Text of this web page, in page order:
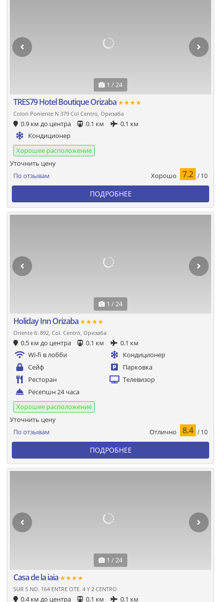
1 / 24
TRES79 Hotel Boutique Orizaba ★★★★
Colon Poniente N 379 Col Centro, Оризаба
0.9 км до центра 0.1 км
0.1 км
Кондиционер
Хорошее расположение
По отзывам Хорошо 7.2 / 10
Уточнить цену
ПОДРОБНЕЕ
1 / 24
Holiday Inn Orizaba ★★★★
Oriente 6: 892, Col. Centro, Оризаба
0.5 км до центра 0.1 км
0.1 км
Wi-fi в лобби
Кондиционер
Сейф
Парковка
Ресторан
Телевизор
Ресепшн 24 часа
Хорошее расположение
По отзывам Отлично 8.4 / 10
Уточнить цену
ПОДРОБНЕЕ
1 / 24
Casa de la iaia ★★★★
SUR 5 NO. 164 ENTRE OTE. 4 Y 2 CENTRO
0.4 км до центра 0.1 км
0.1 км